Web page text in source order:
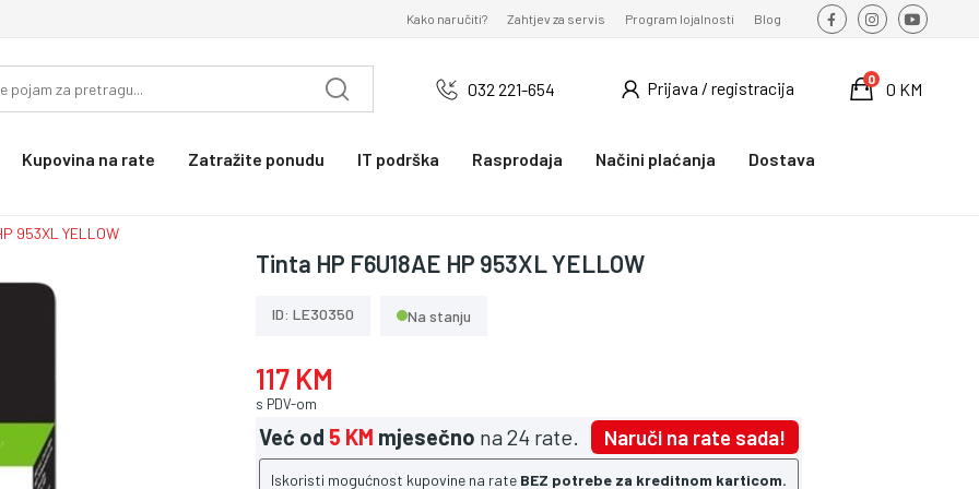
Kako naručiti? Zahtjev za servis Program lojalnosti Blog
032 221-654 Prijava / registracija 0 KM
0
Kupovina na rate Zatražite ponudu IT podrška Rasprodaja Načini plaćanja Dostava
953XL YELLOW
Tinta HP F6U18AE HP 953XL YELLOW
ID: LE30350 Na stanju
117 KM
s PDV-om
Već od 5 KM mjesečno na 24 rate. Naruči na rate sada!
Iskoristi mogućnost kupovine na rate BEZ potrebe za kreditnom karticom.